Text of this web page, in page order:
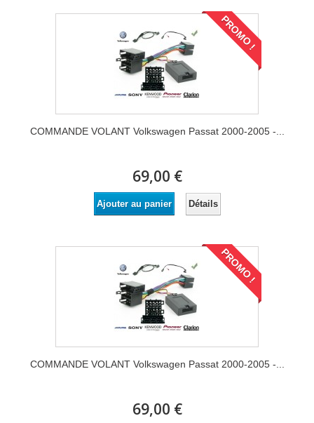
PROMO !
COMMANDE VOLANT Volkswagen Passat 2000-2005 -...
69,00 €
Ajouter au panier Détails
PROMO !
COMMANDE VOLANT Volkswagen Passat 2000-2005 -...
69,00 €